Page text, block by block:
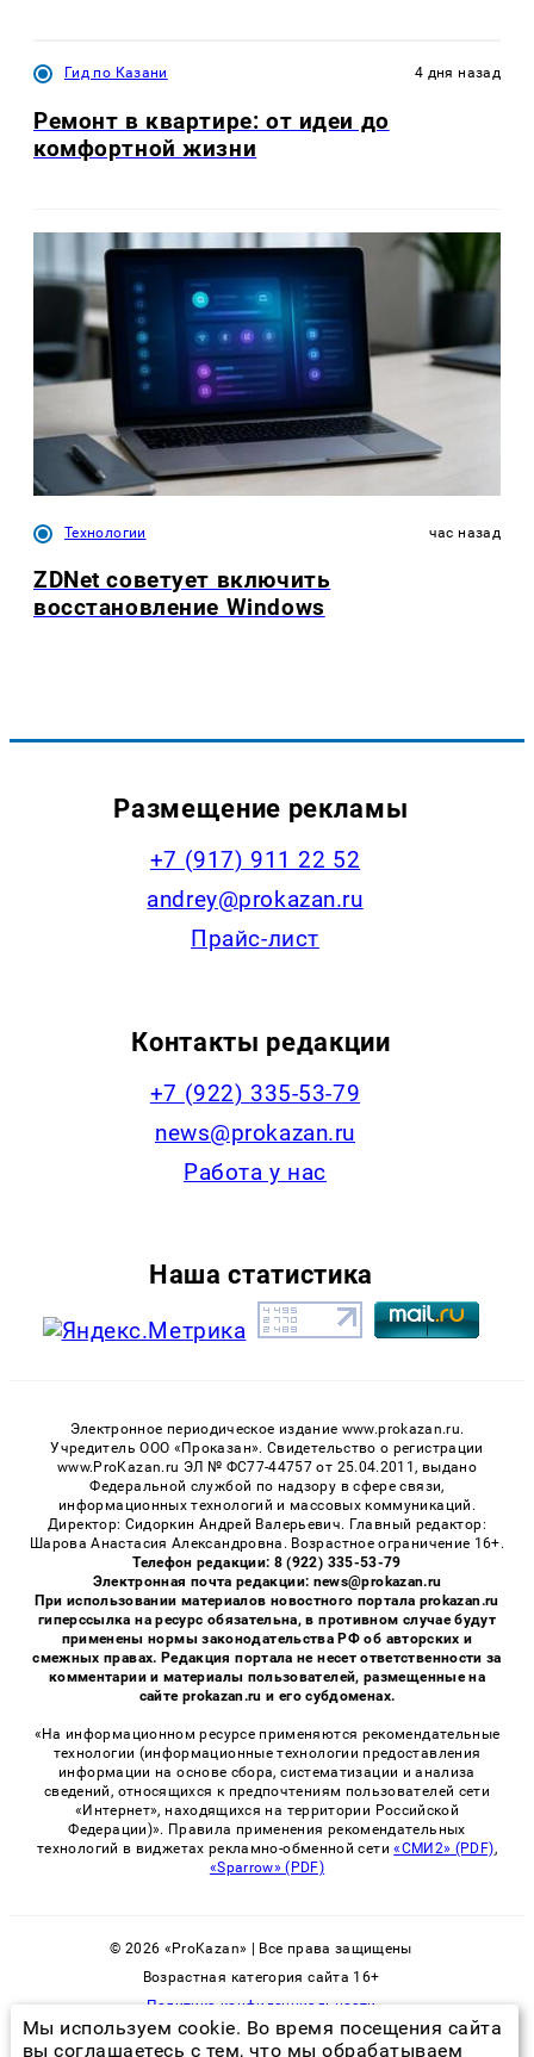
Гид по Казани 4 дня назад
Ремонт в квартире: от идеи до
комфортной жизни
Технологии час назад
ZDNet советует включить
восстановление Windows
Размещение рекламы
+7 (917) 911 22 52
andrey@prokazan.ru
Прайс-лист
Контакты редакции
+7 (922) 335-53-79
news@prokazan.ru
Работа у нас
Наша статистика
Электронное периодическое издание www.prokazan.ru.
Учредитель ООО «Проказан». Cвидетельство о регистрации
www.ProKazan.ru ЭЛ № ФС77-44757 от 25.04.2011, выдано
Федеральной службой по надзору в сфере связи,
информационных технологий и массовых коммуникаций.
Директор: Сидоркин Андрей Валерьевич. Главный редактор:
Шарова Анастасия Александровна. Возрастное ограничение 16+.
Телефон редакции: 8 (922) 335-53-79
Электронная почта редакции: news@prokazan.ru
При использовании материалов новостного портала prokazan.ru
гиперссылка на ресурс обязательна, в противном случае будут
применены нормы законодательства РФ об авторских и
смежных правах. Редакция портала не несет ответственности за
комментарии и материалы пользователей, размещенные на
сайте prokazan.ru и его субдоменах.
«На информационном ресурсе применяются рекомендательные
технологии (информационные технологии предоставления
информации на основе сбора, систематизации и анализа
сведений, относящихся к предпочтениям пользователей сети
«Интернет», находящихся на территории Российской
Федерации)». Правила применения рекомендательных
технологий в виджетах рекламно-обменной сети«СМИ2» (PDF),
«Sparrow» (PDF)
© 2026 «ProKazan» | Все права защищены
Возрастная категория сайта 16+
Политика конфиденциальности
Мы используем cookie. Во время посещения сайта
вы соглашаетесь с тем, что мы обрабатываем